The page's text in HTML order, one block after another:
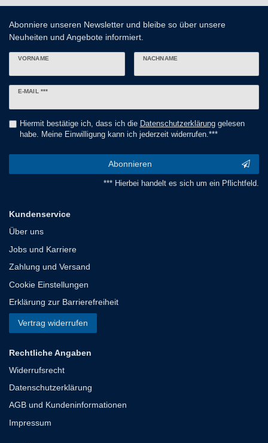
Abonniere unseren Newsletter und bleibe so über unsere
Neuheiten und Angebote informiert.
VORNAME NACHNAME
E-MAIL ***
Newsletter
Hiermit bestätige ich, dass ich die Daten­schutz­erklärunggelesen
habe. Meine Einwilligung kann ich jederzeit widerrufen.***
Abonnieren
*** Hierbei handelt es sich um ein Pflichtfeld.
Kundenservice
Über uns
Jobs und Karriere
Zahlung und Versand
Cookie Einstellungen
Erklärung zur Barrierefreiheit
Vertrag widerrufen
Rechtliche Angaben
Widerrufsrecht
Datenschutzerklärung
AGB und Kundeninformationen
Impressum